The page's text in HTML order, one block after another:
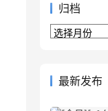
归档
归
最新发布